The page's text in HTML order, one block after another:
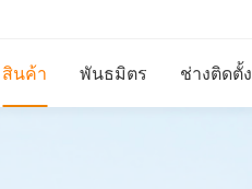
สินค้า พันธมิตร ช่างติดตั้ง